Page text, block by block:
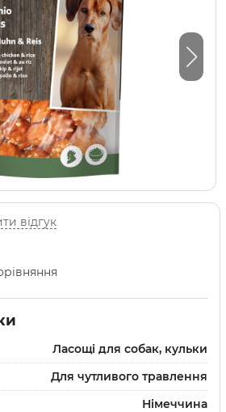
відгук
Ласощі для собак, кульки
Для чутливого травлення
Німеччина